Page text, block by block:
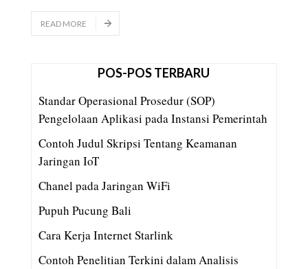
READ MORE
POS-POS TERBARU
Standar Operasional Prosedur (SOP)
Pengelolaan Aplikasi pada Instansi Pemerintah
Contoh Judul Skripsi Tentang Keamanan
Jaringan IoT
Chanel pada Jaringan WiFi
Pupuh Pucung Bali
Cara Kerja Internet Starlink
Contoh Penelitian Terkini dalam Analisis